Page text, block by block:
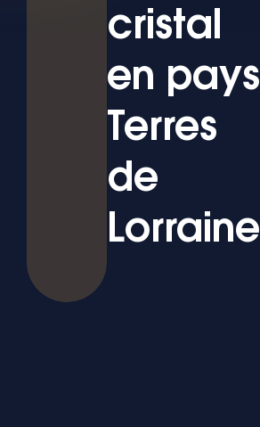
cristal
en pays
Terres
de
Lorraine